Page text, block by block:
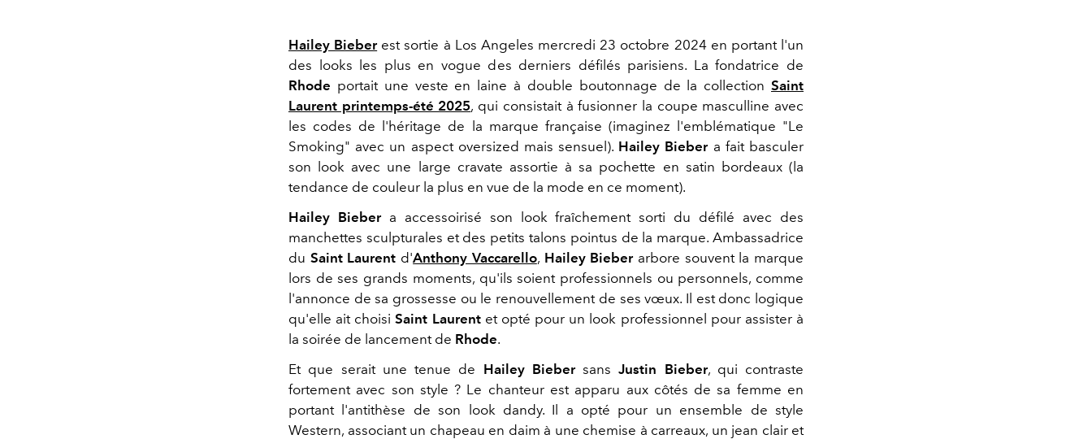
Hailey Bieberest sortie à Los Angeles mercredi 23 octobre 2024 en portant l'un
des looks les plus en vogue des derniers défilés parisiens. La fondatrice de
Rhode portait une veste en laine à double boutonnage de la collection Saint
Laurent printemps-été 2025, qui consistait à fusionner la coupe masculline avec
les codes de l'héritage de la marque française (imaginez l'emblématique "Le
Smoking" avec un aspect oversized mais sensuel). Hailey Biebera fait basculer
son look avec une large cravate assortie à sa pochette en satin bordeaux (la
tendance de couleur la plus en vue de la mode en ce moment).
Hailey Biebera accessoirisé son look fraîchement sorti du défilé avec des
manchettes sculpturales et des petits talons pointus de la marque. Ambassadrice
du Saint Laurent d'Anthony Vaccarello, Hailey Bieberarbore souvent la marque
lors de ses grands moments, qu'ils soient professionnels ou personnels, comme
l'annonce de sa grossesse ou le renouvellement de ses vœux. Il est donc logique
qu'elle ait choisiSaint Laurentet opté pour un look professionnel pour assister à
la soirée de lancement de Rhode.
Et que serait une tenue de Hailey BiebersansJustin Bieber, qui contraste
fortement avec son style ? Le chanteur est apparu aux côtés de sa femme en
portant l'antithèse de son look dandy. Il a opté pour un ensemble de style
Western, associant un chapeau en daim à une chemise à carreaux, un jean clair et